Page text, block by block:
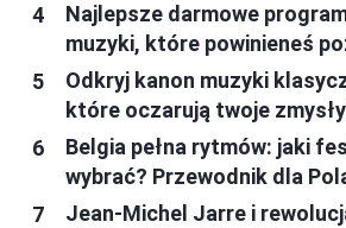
Najlepsze darmowe
muzyki, które powinieneś
Odkryj kanon muzyki
które oczarują twoje
Belgia pełna rytmów: jaki
wybrać? Przewodnik dla
Jean-Michel Jarre i